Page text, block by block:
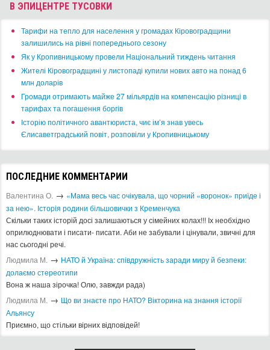
В ЭПИЦЕНТРЕ ТУСОВКИ
​Тарифи на тепло для населення у громадах Кіровоградщини
залишились на рівні попереднього сезону
​Як у Кропивницькому провели Національний тиждень читання
​Жителі Кіровоградщині у листопаді купили нових авто на понад 6
млн доларів
​Громади отримають майже 27 мільярдів на компенсацію різниці в
тарифах та погашення боргів
Історію політичного авантюриста, чиє ім’я знав увесь
Єлисаветградський повіт, розповіли у Кропивницькому
ПОСЛЕДНИЕ КОММЕНТАРИИ
Валентина О. → «Мама весь час очікувала, що чорний «воронок» приїде і
за нею». Історія родини більшовички з Кременчука
Скільки таких історій досі залишаються у сімейних колах!!! Іх необхідно
оприлюднювати і писати- писати. Аби не забували і цінували, звичні для
нас сьогодні речі.
Людмила М. → ​НАТО й Україна: співдружність заради миру й безпеки:
долаємо стереотипи
Вона ж наша зірочка! Олю, завжди рада)
Людмила М. → Що ви знаєте про НАТО? Вікторина на знання історії
Альянсу ​
Приємно, що стільки вірних відповідей!